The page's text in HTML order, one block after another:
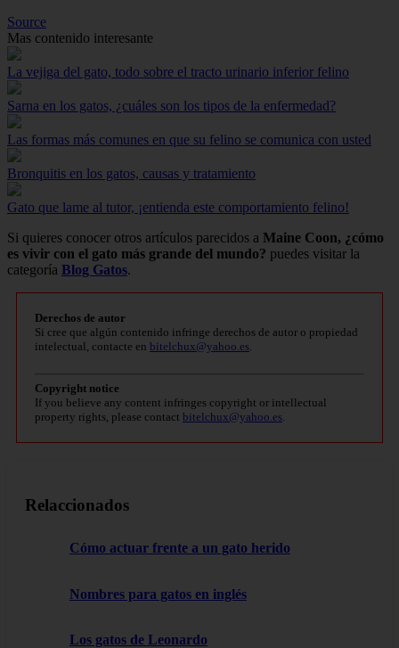
Source
Mas contenido interesante
La vejiga del gato, todo sobre el tracto urinario inferior felino
Sarna en los gatos, ¿cuáles son los tipos de la enfermedad?
Las formas más comunes en que su felino se comunica con usted
Bronquitis en los gatos, causas y tratamiento
Gato que lame al tutor, ¡entienda este comportamiento felino!
Si quieres conocer otros artículos parecidos a Maine Coon, ¿cómo
es vivir con el gato más grande del mundo? puedes visitar la
categoría Blog Gatos.
Derechos de autor
Si cree que algún contenido infringe derechos de autor o propiedad
intelectual, contacte en bitelchux@yahoo.es
Copyright notice
If you believe any content infringes copyright or intellectual
property rights, please contact bitelchux@yahoo.es
Relaccionados
Cómo actuar frente a un gato herido
Nombres para gatos en inglés
Los gatos de Leonardo